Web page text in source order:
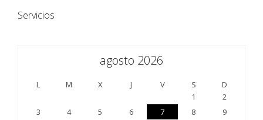
Servicios
agosto 2026
L M X J V S
D
1
2
3
4 5 6 7 8
9